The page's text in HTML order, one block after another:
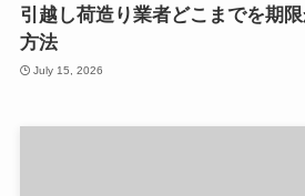
引越し荷造り業者どこまでを期
方法
July 15, 2026